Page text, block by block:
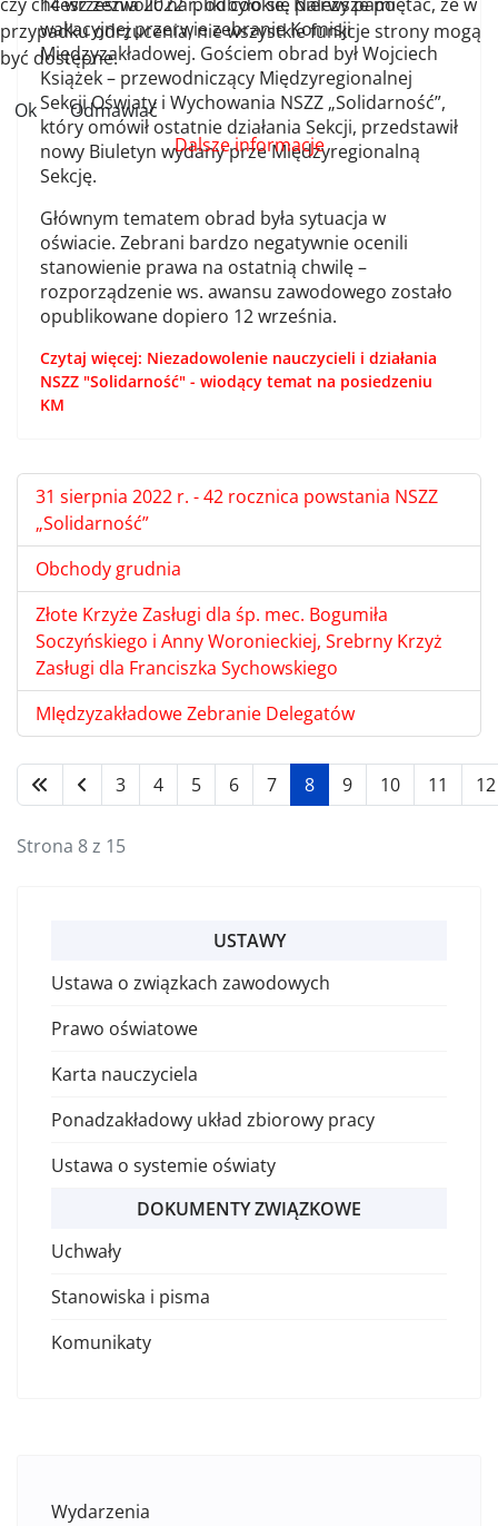
wakacyjnej przerwie zebranie Komisji
Międzyzakładowej. Gościem obrad był Wojciech
Książek – przewodniczący Międzyregionalnej
Sekcji Oświaty i Wychowania NSZZ „Solidarność”,
który omówił ostatnie działania Sekcji, przedstawił
nowy Biuletyn wydany prze Międzyregionalną
Sekcję.
Głównym tematem obrad była sytuacja w
oświacie. Zebrani bardzo negatywnie ocenili
stanowienie prawa na ostatnią chwilę –
rozporządzenie ws. awansu zawodowego zostało
opublikowane dopiero 12 września.
Czytaj więcej: Niezadowolenie nauczycieli i działania
NSZZ "Solidarność" - wiodący temat na posiedzeniu
KM
31 sierpnia 2022 r. - 42 rocznica powstania NSZZ
„Solidarność”
Obchody grudnia
Złote Krzyże Zasługi dla śp. mec. Bogumiła
Soczyńskiego i Anny Woronieckiej, Srebrny Krzyż
Zasługi dla Franciszka Sychowskiego
MIędzyzakładowe Zebranie Delegatów
3 4 5 6 7 8 9 10 11 12
Strona 8 z 15
USTAWY
Ustawa o związkach zawodowych
Prawo oświatowe
Karta nauczyciela
Ponadzakładowy układ zbiorowy pracy
Ustawa o systemie oświaty
DOKUMENTY ZWIĄZKOWE
Uchwały
Stanowiska i pisma
Komunikaty
Wydarzenia
przypadku odrzucenia, nie wszystkie funkcje strony mogą
być dostępne.
Ok
Odmawiać
Dalsze informacje